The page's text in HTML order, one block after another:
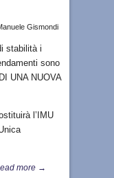
Gismondi
stabilità i
sono
UNA NUOVA
l’IMU
more →